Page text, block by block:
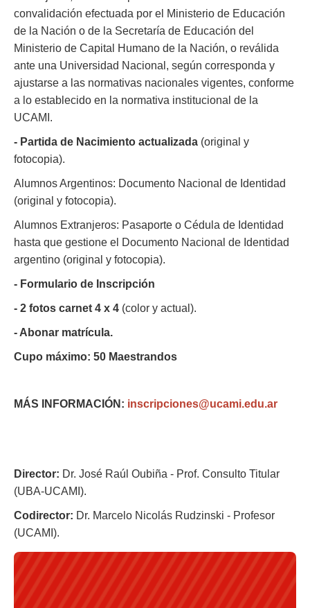
convalidación efectuada por el Ministerio de Educación
de la Nación o de la Secretaría de Educación del
Ministerio de Capital Humano de la Nación, o reválida
ante una Universidad Nacional, según corresponda y
ajustarse a las normativas nacionales vigentes, conforme
a lo establecido en la normativa institucional de la
UCAMI.
- Partida de Nacimiento actualizada (original y
fotocopia).
Alumnos Argentinos: Documento Nacional de Identidad
(original y fotocopia).
Alumnos Extranjeros: Pasaporte o Cédula de Identidad
hasta que gestione el Documento Nacional de Identidad
argentino (original y fotocopia).
- Formulario de Inscripción
- 2 fotos carnet 4 x 4 (color y actual).
- Abonar matrícula.
Cupo máximo: 50 Maestrandos
MÁS INFORMACIÓN: inscripciones@ucami.edu.ar
Director: Dr. José Raúl Oubiña - Prof. Consulto Titular
(UBA-UCAMI).
Codirector: Dr. Marcelo Nicolás Rudzinski - Profesor
(UCAMI).